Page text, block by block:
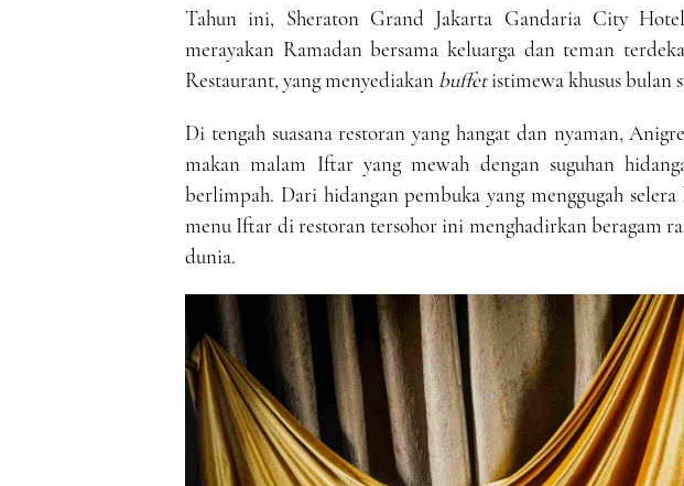
Tahun ini, Sheraton Grand Jakarta Gandaria City
merayakan Ramadan bersama keluarga dan teman
Restaurant, yang menyediakan buffetistimewa khusus bulan
Di tengah suasana restoran yang hangat dan nyaman,
makan malam Iftar yang mewah dengan suguhan
berlimpah. Dari hidangan pembuka yang menggugah
menu Iftar di restoran tersohor ini menghadirkan beragam
dunia.